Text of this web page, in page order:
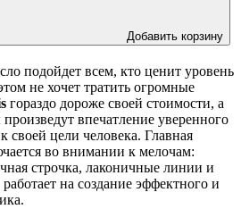
Добавить корзину
подойдет всем, кто ценит уровень
не хочет тратить огромные
гораздо дороже своей стоимости, а
впечатление уверенного
своей цели человека. Главная
во внимании к мелочам:
строчка, лаконичные линии и
на создание эффектного и